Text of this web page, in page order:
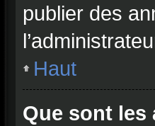
publier des
Haut
Que sont les